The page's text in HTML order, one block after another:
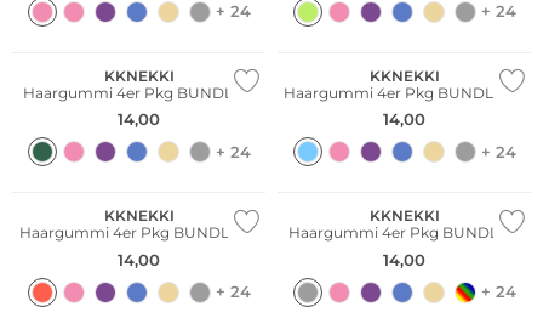
+ 24
+ 24
Multi Pack
KKNEKKI
Haargummi 4er Pkg BUNDLE 6
14,00
+ 24
Multi Pack
KKNEKKI
Haargummi 4er Pkg BUNDLE 64
14,00
+ 24
Multi Pack
KKNEKKI
Haargummi 4er Pkg BUNDLE 63
14,00
+ 24
Multi Pack
KKNEKKI
Haargummi 4er Pkg BUNDLE 9
14,00
+ 24
Multi Pack Multi Pack